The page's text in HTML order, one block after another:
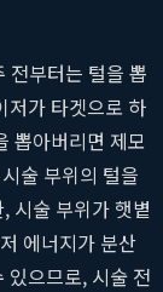
전부터는 털을 뽑
저가 타겟으로 하
뽑아버리면 제모
술 부위의 털을
시술 부위가 햇볕
에너지가 분산
있으므로, 시술 전